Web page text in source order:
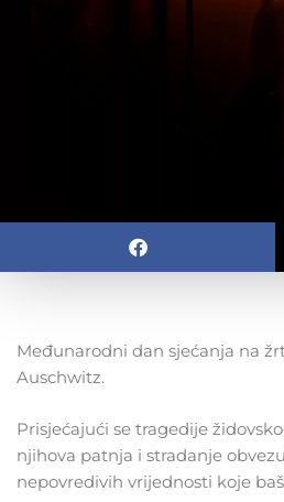
Međunarodni dan sjećanja na
Auschwitz.
Prisjećajući se tragedije
njihova patnja i stradanje
nepovredivih vrijednosti koje